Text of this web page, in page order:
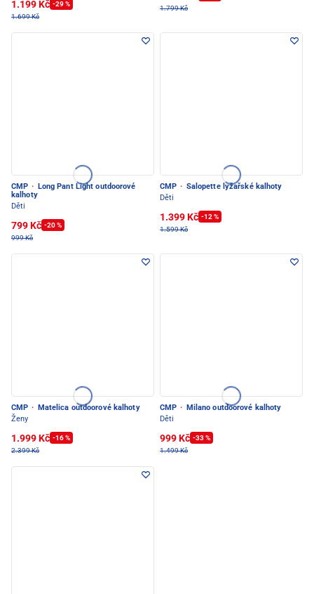
1.199 Kč -29 %
1.699 Kč
1.799 Kč
CMP ·
Long Pant Light outdoorové
kalhoty
Děti
799 Kč -20 %
999 Kč
CMP · Salopette lyžařské kalhoty
Děti
1.399 Kč -12 %
1.599 Kč
CMP ·
Matelica outdoorové kalhoty
Ženy
1.999 Kč -16 %
2.399 Kč
CMP ·
Milano outdoorové kalhoty
Děti
999 Kč -33 %
1.499 Kč